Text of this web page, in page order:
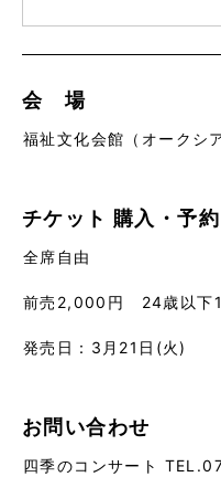
会 場
福祉文化会館（オークシ
チケット 購入・予約
全席自由
前売2,000円 24歳以下
発売日：3月21日(火)
お問い合わせ
四季のコンサート